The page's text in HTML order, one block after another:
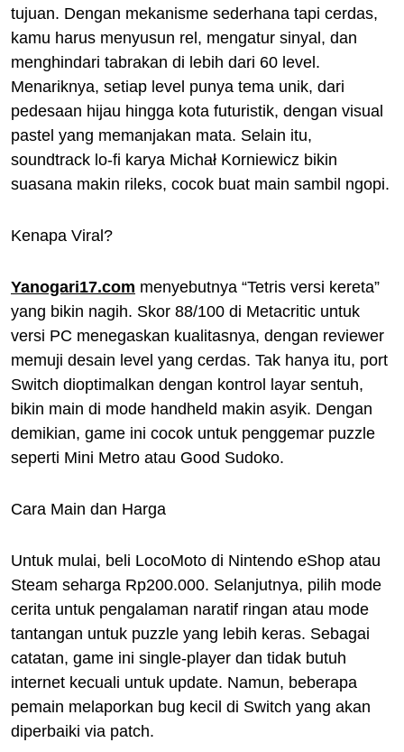
tujuan. Dengan mekanisme sederhana tapi cerdas,
kamu harus menyusun rel, mengatur sinyal, dan
menghindari tabrakan di lebih dari 60 level.
Menariknya, setiap level punya tema unik, dari
pedesaan hijau hingga kota futuristik, dengan visual
pastel yang memanjakan mata. Selain itu,
soundtrack lo-fi karya Michał Korniewicz bikin
suasana makin rileks, cocok buat main sambil ngopi.
Kenapa Viral?
Yanogari17.com menyebutnya “Tetris versi kereta”
yang bikin nagih. Skor 88/100 di Metacritic untuk
versi PC menegaskan kualitasnya, dengan reviewer
memuji desain level yang cerdas. Tak hanya itu, port
Switch dioptimalkan dengan kontrol layar sentuh,
bikin main di mode handheld makin asyik. Dengan
demikian, game ini cocok untuk penggemar puzzle
seperti Mini Metro atau Good Sudoko.
Cara Main dan Harga
Untuk mulai, beli LocoMoto di Nintendo eShop atau
Steam seharga Rp200.000. Selanjutnya, pilih mode
cerita untuk pengalaman naratif ringan atau mode
tantangan untuk puzzle yang lebih keras. Sebagai
catatan, game ini single-player dan tidak butuh
internet kecuali untuk update. Namun, beberapa
pemain melaporkan bug kecil di Switch yang akan
diperbaiki via patch.